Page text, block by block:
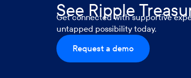
See Ripple
Get connected with supportive
untapped possibility today.
Request a demo